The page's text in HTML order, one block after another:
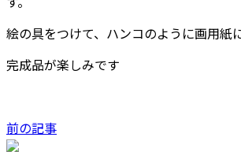
絵の具をつけて、ハンコのように画用紙
完成品が楽しみです
前の記事